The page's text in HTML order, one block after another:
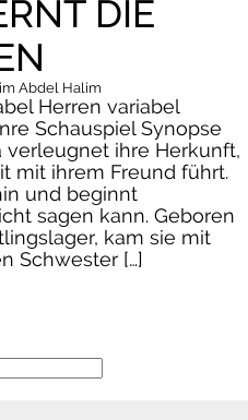
DIE
Abdel Halim
Herren variabel
Schauspiel Synopse
verleugnet ihre Herkunft,
mit ihrem Freund führt.
und beginnt
sagen kann. Geboren
kam sie mit
Schwester […]